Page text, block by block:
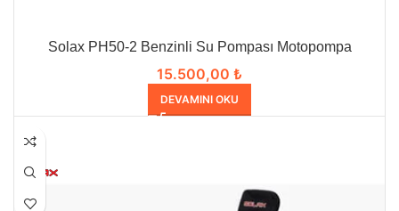
Solax PH50-2 Benzinli Su Pompası Motopompa
15.500,00 ₺
DEVAMINI OKU